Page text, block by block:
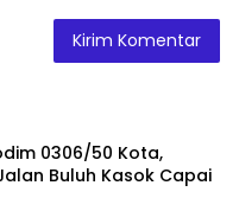
0306/50 Kota,
Buluh Kasok Capai